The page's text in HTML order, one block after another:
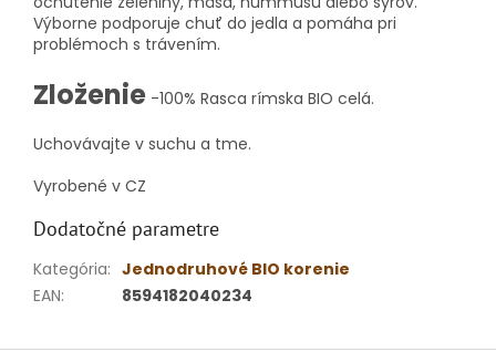
Výborne podporuje chuť do jedla a pomáha pri
problémoch s trávením.
Zloženie -100% Rasca rímska BIO celá.
Uchovávajte v suchu a tme.
Vyrobené v CZ
Dodatočné parametre
Kategória: Jednodruhové BIO korenie
EAN: 8594182040234